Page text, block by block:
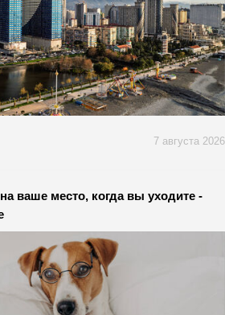
7 августа 2026
ваше место, когда вы уходите -